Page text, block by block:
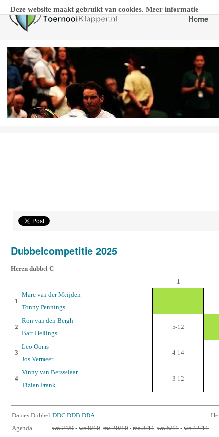
Dubbelcompetitie 2025
Heren dubbel C
1
1
Marc van der Meijden
Tonny Pennings
2
Ron van den Bergh
Bart Hellings
5-12
3
Leo Ooms
Jos Vermeer
4-14
4
Vinny van Bersselaar
Tizian Frank
3-12
Dames Dubbel DDC DDB DDA
Agenda
wo 24/9 - wo 8/10 ma 20/10 - ma 3/11 wo 5/11 - wo 12/11
Home
Deze website maakt gebruikt van cookies. Meer informatie